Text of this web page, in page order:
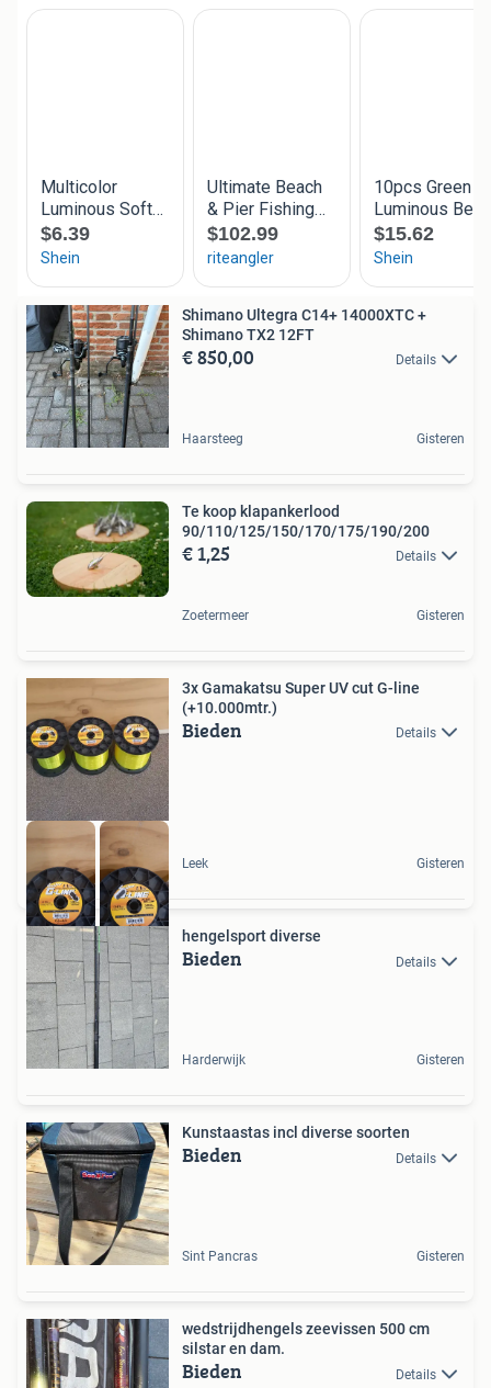
Shimano Ultegra C14+ 14000XTC +
Shimano TX2 12FT
€ 850,00 Details
Haarsteeg Gisteren
Te koop klapankerlood
90/110/125/150/170/175/190/200
€ 1,25 Details
Zoetermeer Gisteren
3x Gamakatsu Super UV cut G-line
(+10.000mtr.)
Bieden Details
Leek Gisteren
hengelsport diverse
Bieden Details
Harderwijk Gisteren
Kunstaastas incl diverse soorten
Bieden Details
Sint Pancras Gisteren
wedstrijdhengels zeevissen 500 cm
silstar en dam.
Bieden Details